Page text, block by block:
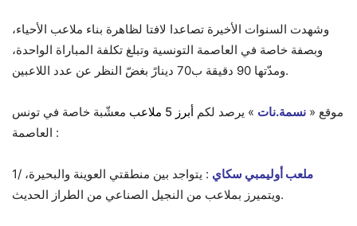
وشهدت السنوات الأخيرة تصاعدا لافتا لظاهرة بناء ملاعب الأحياء،
وبصفة خاصة في العاصمة التونسية وتبلغ تكلفة المباراة الواحدة،
ومدّتها 90 دقيقة ب70 دينارً بغضّ النظر عن عدد اللاعبين.
موقع « نسمة.نات » يرصد لكم أبرز 5 ملاعب
معشّبة خاصة في تونس
العاصمة :
1/ ملعب أوليمبي سكاي : يتواجد بين منطقتي العوينة والبحيرة،
ويتميرز بملاعب من النجيل الصناعي من الطراز الحديث.